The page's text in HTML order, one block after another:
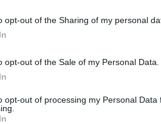
opt-out of the Sharing of my personal
opt-out of the Sale of my Personal Data.
opt-out of processing my Personal Data
užgaulūs įvardžiai
Nyderlanduose apgynė